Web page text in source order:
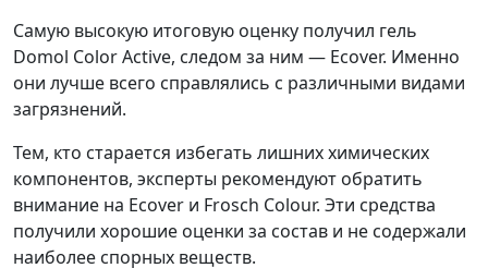
Самую высокую итоговую оценку получил гель
Domol Color Active, следом за ним — Ecover. Именно
они лучше всего справлялись с различными видами
загрязнений.
Тем, кто старается избегать лишних химических
компонентов, эксперты рекомендуют обратить
внимание на Ecover и Frosch Colour. Эти средства
получили хорошие оценки за состав и не содержали
наиболее спорных веществ.